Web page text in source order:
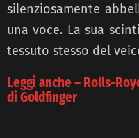
silenziosamente
una voce. La sua
tessuto stesso del
Leggi anche – Rolls-
di Goldfinger